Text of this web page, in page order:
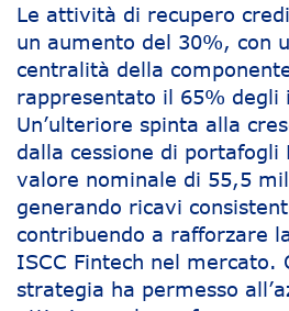
Le attività di recupero
un aumento del 30%, con
centralità della
rappresentato il 65% degli
Un’ulteriore spinta alla
dalla cessione di portafogli
valore nominale di 55,5
generando ricavi
contribuendo a rafforzare
ISCC Fintech nel mercato.
strategia ha permesso